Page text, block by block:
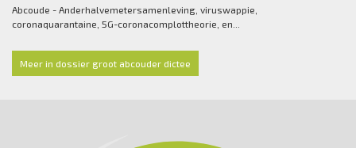
Abcoude - Anderhalvemetersamenleving, viruswappie,
coronaquarantaine, 5G-coronacomplottheorie, en...
Meer in dossier groot abcouder dictee